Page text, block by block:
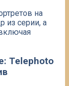
на
из серии, а
Telephoto